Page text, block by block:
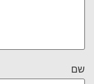
שם